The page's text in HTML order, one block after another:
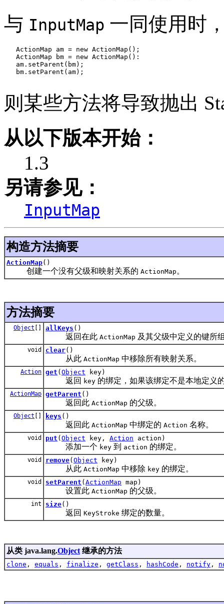
与 InputMap 一同使用时
   ActionMap am = new ActionMap();
   ActionMap bm = new ActionMap():
   am.setParent(bm);
   bm.setParent(am);
则某些方法将导致抛出
从以下版本开始：
1.3
另请参见：
InputMap
构造方法摘要
ActionMap()
创建一个没有父级和映射关系的 ActionMap 。
方法摘要
Object [] allKeys ()
返回在此 ActionMap 及其父级中定义的键所
void clear()
从此 ActionMap 中移除所有映射关系。
Action get ( Object key)
返回 key 的绑定，如果该绑定不是本地定义
ActionMap getParent ()
返回此 ActionMap 的父级。
Object [] keys ()
返回此 ActionMap 中绑定的 Action 名称。
void put ( Object key, Action action)
添加一个 key 到 action 的绑定。
void remove( Object key)
从此 ActionMap 中移除 key 的绑定。
void setParent ( ActionMap map)
设置此 ActionMap 的父级。
int size()
返回 KeyStroke 绑定的数量。
从类 java.lang.Object 继承的方法
clone , equals , finalize , getClass , hashCode , notify ,